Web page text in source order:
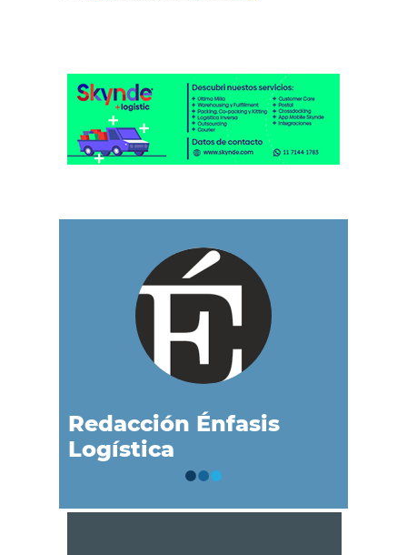
Redacción Énfasis
Logística